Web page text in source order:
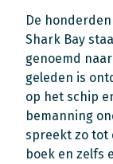
De
Shark Bay
genoemd
geleden is
op het schip
bemanning
spreekt zo tot
boek en zelfs